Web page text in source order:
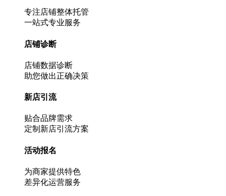
专注店铺整体托管
一站式专业服务
店铺诊断
店铺数据诊断
助您做出正确决策
新店引流
贴合品牌需求
定制新店引流方案
活动报名
为商家提供特色
差异化运营服务